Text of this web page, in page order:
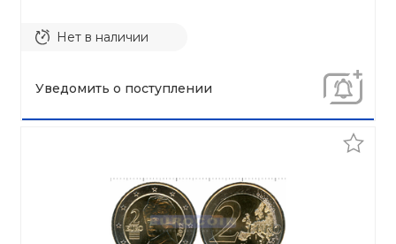
Нет в наличии
Уведомить о поступлении